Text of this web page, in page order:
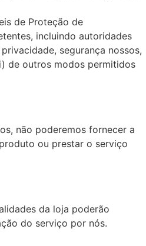
de Proteção de
incluindo autoridades
segurança nossos,
de outros modos permitidos
não poderemos fornecer a
ou prestar o serviço
da loja poderão
do serviço por nós.